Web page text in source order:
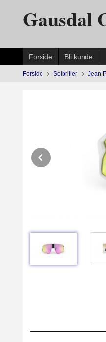
innholdetGausdal
Forside Bli kunde
Forside Solbriller Jean